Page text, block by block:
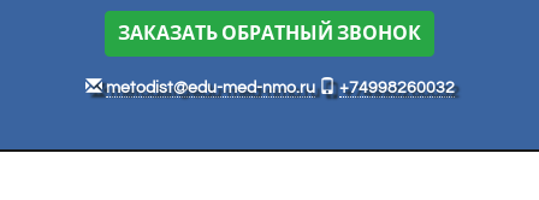
ЗАКАЗАТЬ ОБРАТНЫЙ ЗВОНОК
metodist@edu-med-nmo.ru +74998260032